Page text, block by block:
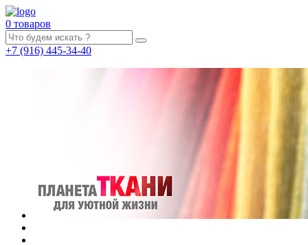
0 товаров
+7 (916) 445-34-40